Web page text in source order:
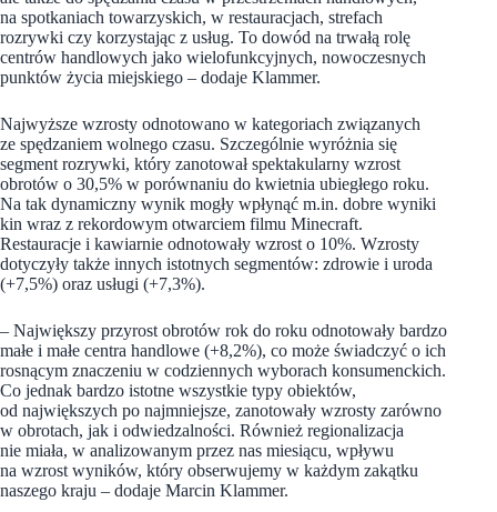
na spotkaniach towarzyskich, w restauracjach, strefach
rozrywki czy korzystając z usług. To dowód na trwałą rolę
centrów handlowych jako wielofunkcyjnych, nowoczesnych
punktów życia miejskiego – dodaje Klammer.
Najwyższe wzrosty odnotowano w kategoriach związanych
ze spędzaniem wolnego czasu. Szczególnie wyróżnia się
segment rozrywki, który zanotował spektakularny wzrost
obrotów o 30,5% w porównaniu do kwietnia ubiegłego roku.
Na tak dynamiczny wynik mogły wpłynąć m.in. dobre wyniki
kin wraz z rekordowym otwarciem filmu Minecraft.
Restauracje i kawiarnie odnotowały wzrost o 10%. Wzrosty
dotyczyły także innych istotnych segmentów: zdrowie i uroda
(+7,5%) oraz usługi (+7,3%).
– Największy przyrost obrotów rok do roku odnotowały bardzo
małe i małe centra handlowe (+8,2%), co może świadczyć o ich
rosnącym znaczeniu w codziennych wyborach konsumenckich.
Co jednak bardzo istotne wszystkie typy obiektów,
od największych po najmniejsze, zanotowały wzrosty zarówno
w obrotach, jak i odwiedzalności. Również regionalizacja
nie miała, w analizowanym przez nas miesiącu, wpływu
na wzrost wyników, który obserwujemy w każdym zakątku
naszego kraju – dodaje Marcin Klammer.